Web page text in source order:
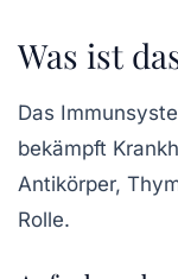
Was ist
Das
bekämpft
Antikörper,
Rolle.